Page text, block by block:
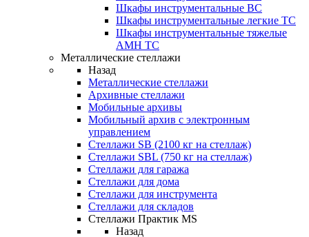
Шкафы инструментальные ВС
Шкафы инструментальные легкие ТС
Шкафы инструментальные тяжелые
AMH TC
Металлические стеллажи
Назад
Металлические стеллажи
Архивные стеллажи
Мобильные архивы
Мобильный архив с электронным
управлением
Стеллажи SB (2100 кг на стеллаж)
Стеллажи SBL (750 кг на стеллаж)
Стеллажи для гаража
Стеллажи для дома
Стеллажи для инструмента
Стеллажи для складов
Стеллажи Практик MS
Назад